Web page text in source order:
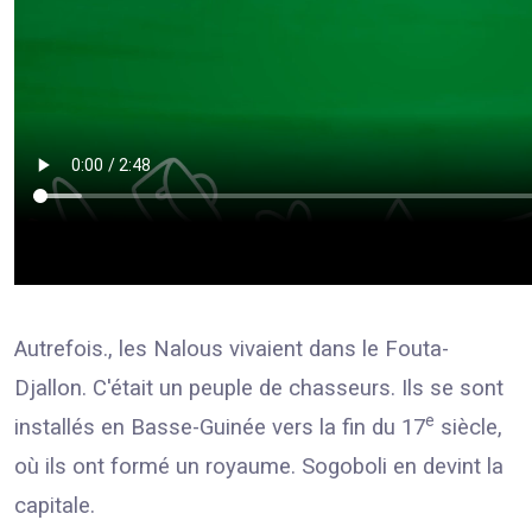
Autrefois., les Nalous vivaient dans le Fouta-
Djallon. C'était un peuple de chasseurs. Ils se sont
installés en Basse-Guinée vers la fin du 17e siècle,
où ils ont formé un royaume. Sogoboli en devint la
capitale.